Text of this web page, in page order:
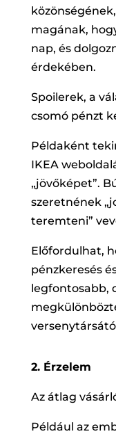
magának,
nap, és
érdekében.
Spoilerek, a
csomó pénzt
Példaként
IKEA
„jövőképet”.
szeretnének
teremteni”
Előfordulhat,
pénzkeresés
legfontosabb,
2. Érzelem
Az átlag
Például az